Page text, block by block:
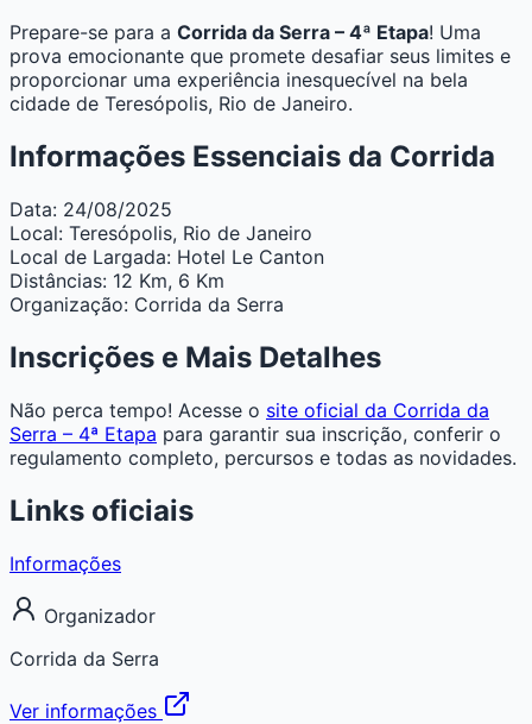
Prepare-se para a Corrida da Serra – 4ª Etapa! Uma
prova emocionante que promete desafiar seus limites e
proporcionar uma experiência inesquecível na bela
cidade de Teresópolis, Rio de Janeiro.
Informações Essenciais da Corrida
Data: 24/08/2025
Local: Teresópolis, Rio de Janeiro
Local de Largada: Hotel Le Canton
Distâncias: 12 Km, 6 Km
Organização: Corrida da Serra
Inscrições e Mais Detalhes
Não perca tempo! Acesse o site oficial da Corrida da
Serra – 4ª Etapa para garantir sua inscrição, conferir o
regulamento completo, percursos e todas as novidades.
Links oficiais
Informações
Organizador
Corrida da Serra
Ver informações